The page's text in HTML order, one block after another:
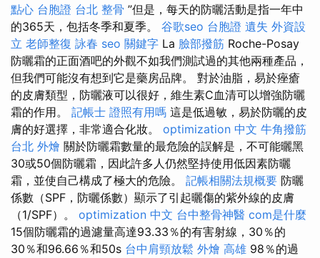
點心 台胞證 台北 整骨 ”但是，每天的防曬活動是指一年中
的365天，包括冬季和夏季。 谷歌seo 台胞證 遺失 外資設
立 老師整復 詠春 seo 關鍵字 La 臉部撥筋 Roche-Posay
防曬霜的正面酒吧的外觀不如我們測試過的其他兩種產品，
但我們可能沒有想到它是藥房品牌。 對於油脂，易於痤瘡
的皮膚類型，防曬液可以很好，維生素C血清可以增強防曬
霜的作用。 記帳士 證照有用嗎 這是低過敏，易於防曬的皮
膚的好選擇，非常適合化妝。 optimization 中文 牛角撥筋
台北 外燴 關於防曬霜數量的最危險的誤解是，不可能曬黑
30或50個防曬霜，因此許多人仍然堅持使用低因素防曬
霜，並使自己構成了極大的危險。 記帳相關法規概要 防曬
係數（SPF，防曬係數）顯示了引起曬傷的紫外線的皮膚
（1/SPF）。 optimization 中文 台中整骨神醫 com是什麼
15個防曬霜的過濾量高達93.33％的有害射線，30％的
30％和96.66％和50s 台中肩頸放鬆 外燴 高雄 98％的過